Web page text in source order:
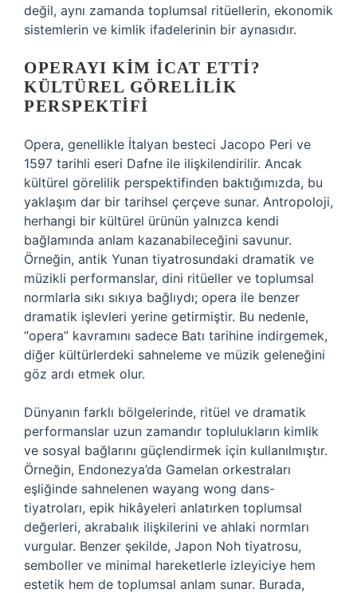
değil, aynı zamanda toplumsal ritüellerin, ekonomik
sistemlerin ve kimlik ifadelerinin bir aynasıdır.
OPERAYI KIM İCAT ETTI?
KÜLTÜREL GÖRELILIK
PERSPEKTIFI
Opera, genellikle İtalyan besteci Jacopo Peri ve
1597 tarihli eseri Dafne ile ilişkilendirilir. Ancak
kültürel görelilik perspektifinden baktığımızda, bu
yaklaşım dar bir tarihsel çerçeve sunar. Antropoloji,
herhangi bir kültürel ürünün yalnızca kendi
bağlamında anlam kazanabileceğini savunur.
Örneğin, antik Yunan tiyatrosundaki dramatik ve
müzikli performanslar, dini ritüeller ve toplumsal
normlarla sıkı sıkıya bağlıydı; opera ile benzer
dramatik işlevleri yerine getirmiştir. Bu nedenle,
“opera” kavramını sadece Batı tarihine indirgemek,
diğer kültürlerdeki sahneleme ve müzik geleneğini
göz ardı etmek olur.
Dünyanın farklı bölgelerinde, ritüel ve dramatik
performanslar uzun zamandır toplulukların kimlik
ve sosyal bağlarını güçlendirmek için kullanılmıştır.
Örneğin, Endonezya’da Gamelan orkestraları
eşliğinde sahnelenen wayang wong dans-
tiyatroları, epik hikâyeleri anlatırken toplumsal
değerleri, akrabalık ilişkilerini ve ahlaki normları
vurgular. Benzer şekilde, Japon Noh tiyatrosu,
semboller ve minimal hareketlerle izleyiciye hem
estetik hem de toplumsal anlam sunar. Burada,